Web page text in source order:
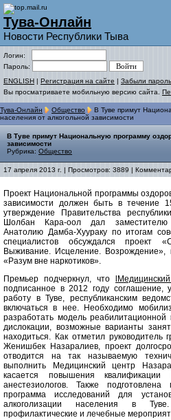
Тува-Онлайн
Новости Республики Тыва
Логин:
Пароль:
ENGLISH | Регистрация на сайте | Забыли
Вы просматриваете мобильную версию сайта.
Тува-Онлайн Общество
В Туве примут
населения от алкогольной зависимости
В Туве примут Национальную программу
зависимости
Рубрика: Общество
17 апреля 2013 г. | Просмотров: 3889 |
Проект Национальной программы
зависимости должен быть в течение
утверждение Правительства
Шолбан Кара-оол дал заместителю
Анатолию Дамба-Хуураку по итогам
специалистов обсуждался проект
Выживание. Исцеление.
«Разум вне наркотиков».
Премьер подчеркнул, что
подписанное в 2012 году соглашение,
работу в Туве, республиканским
включаться в нее. Необходимо
разработать модель
дислокации, возможные варианты
находиться. Как отметил руководитель
Женишбек Назаралиев, проект
отводится на так называемую
выполнить Медицинский центр
касается повышения квалификации
анестезиологов. Также
программа исследований для
алкоголизации населения в
профилактические и лечебные